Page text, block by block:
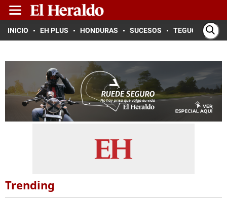
INICIO EH PLUS HONDURAS SUCESOS TEGUCIGALPA
Trending